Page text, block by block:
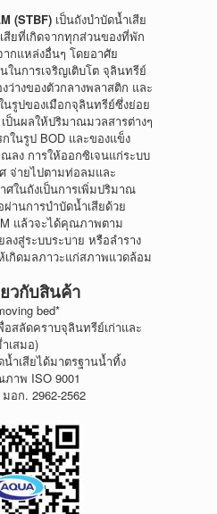
(STBF) เป็นถังบำบัดน้ำเสีย
สียที่เกิดจากทุกส่วนของที่พัก
กแหล่งอื่นๆ โดยอาศัย
นการเจริญเติบโต จุลินทรีย์
ว่างของตัวกลางพลาสติก และ
นรูปของเมือกจุลินทรีย์ซึ่งย่อย
ป็นผลให้ปริมาณมวลสารต่างๆ
ในรูป BOD และของแข็ง
ลง การให้ออกซิเจนแก่ระบบ
จ่ายไปตามท่อลมและ
ศในถังเป็นการเพิ่มปริมาณ
านการบำบัดน้ำเสียด้วย
แล้วจะได้คุณภาพตาม
งสู่ระบบระบาย หรือลำราง
กิดมลภาวะแก่สภาพแวดล้อม
วกับสินค้า
bed*
อสลัดคราบจุลินทรีย์เก่าและ
เสมอ)
ำเสียได้มาตรฐานน้ำทิ้ง
าพ ISO 9001
อก. 2962-2562